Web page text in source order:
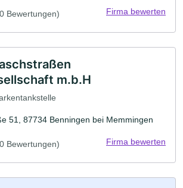
Bewertungen) Firma bewerten
m.b.H
51, 87734 Benningen bei Memmingen
Bewertungen) Firma bewerten